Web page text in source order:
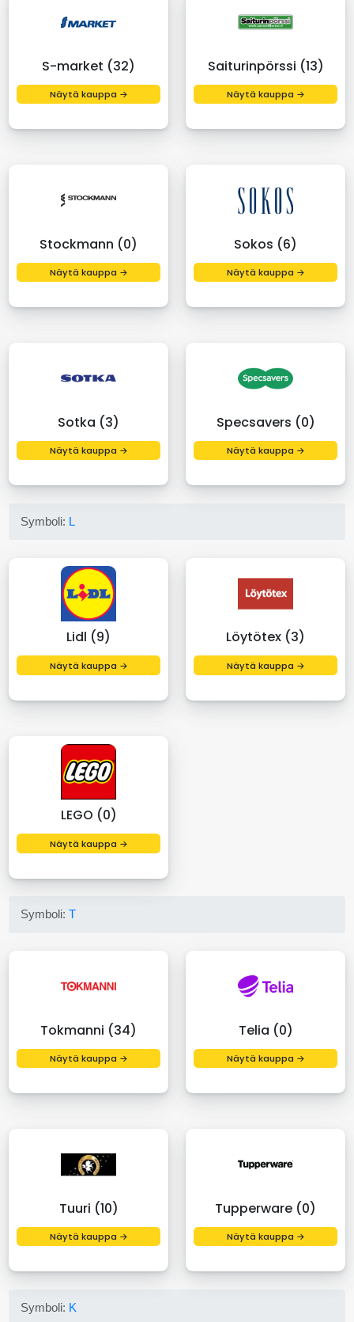
S-market (32)
Näytä kauppa →
Saiturinpörssi (13)
Näytä kauppa →
Stockmann (0)
Näytä kauppa →
Sokos (6)
Näytä kauppa →
Sotka (3)
Näytä kauppa →
Specsavers (0)
Näytä kauppa →
Symboli: L
Lidl (9)
Näytä kauppa →
Löytötex (3)
Näytä kauppa →
LEGO (0)
Näytä kauppa →
Symboli:T
Tokmanni (34)
Näytä kauppa →
Telia (0)
Näytä kauppa →
Tuuri (10)
Näytä kauppa →
Tupperware (0)
Näytä kauppa →
Symboli: K